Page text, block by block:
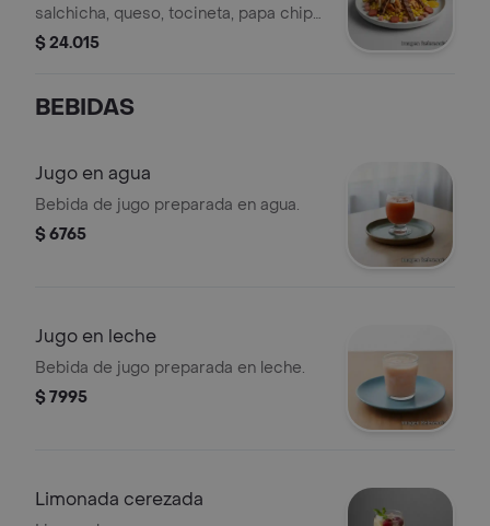
salchicha, queso, tocineta, papa chip,
salsas
$ 24.015
BEBIDAS
Jugo en agua
Bebida de jugo preparada en agua.
$ 6765
Jugo en leche
Bebida de jugo preparada en leche.
$ 7995
Limonada cerezada